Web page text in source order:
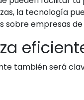
la tecnología
empresas
también será